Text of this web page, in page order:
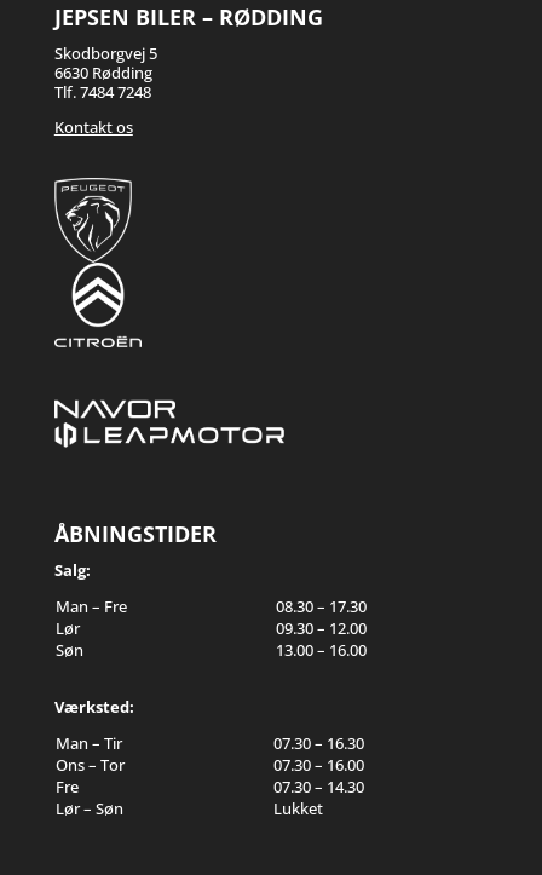
JEPSEN BILER – RØDDING
Skodborgvej 5
6630 Rødding
Tlf.7484 7248
Kontakt os
ÅBNINGSTIDER
Salg:
Man – Fre
08.30 – 17.30
Lør
09.30 – 12.00
Søn
13.00 – 16.00
Værksted:
Man – Tir
07.30 – 16.30
Ons – Tor
07.30 – 16.00
Fre
07.30 – 14.30
Lør – Søn
Lukket